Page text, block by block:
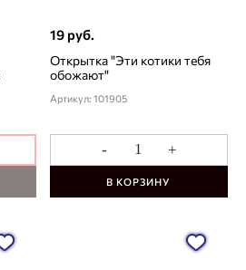
19 руб.
Открытка "Эти котики тебя
обожают"
Артикул: 101905
- +
В КОРЗИНУ